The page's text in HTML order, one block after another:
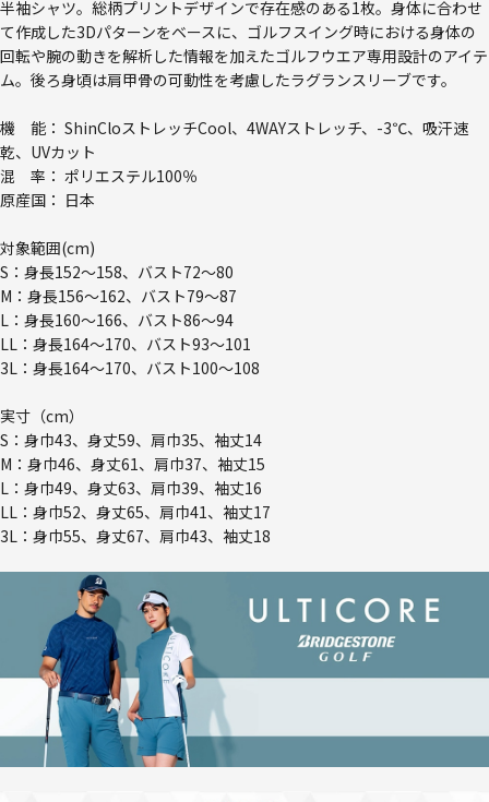
半袖シャツ。総柄プリントデザインで存在感のある1枚。身体に合わせ
て作成した3Dパターンをベースに、ゴルフスイング時における身体の
回転や腕の動きを解析した情報を加えたゴルフウエア専用設計のアイテ
ム。後ろ身頃は肩甲骨の可動性を考慮したラグランスリーブです。
機 能： ShinCloストレッチCool、4WAYストレッチ、-3℃、吸汗速
乾、UVカット
混 率： ポリエステル100％
原産国： 日本
対象範囲(cm)
S：身長152～158、バスト72～80
M：身長156～162、バスト79～87
L：身長160～166、バスト86～94
LL：身長164～170、バスト93～101
3L：身長164～170、バスト100～108
実寸（cm）
S：身巾43、身丈59、肩巾35、袖丈14
M：身巾46、身丈61、肩巾37、袖丈15
L：身巾49、身丈63、肩巾39、袖丈16
LL：身巾52、身丈65、肩巾41、袖丈17
3L：身巾55、身丈67、肩巾43、袖丈18